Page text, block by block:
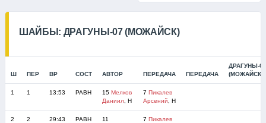
ШАЙБЫ: ДРАГУНЫ-07 (МОЖАЙСК)
Ш ПЕР ВР СОСТ АВТОР ПЕРЕДАЧА ПЕРЕДАЧА
ДРАГУНЫ-07
(МОЖАЙСК)
1 1 13:53 РАВН 15 Мелков
Даниил, Н
7 Пикалев
Арсений , Н
2 2 29:43 РАВН
11
7 Пикалев